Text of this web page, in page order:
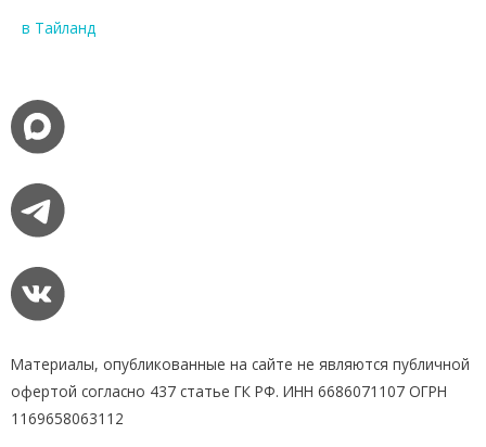
в Тайланд
Материалы, опубликованные на сайте не являются публичной
офертой согласно 437 статье ГК РФ. ИНН 6686071107 ОГРН
1169658063112